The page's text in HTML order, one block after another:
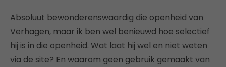
Absoluut bewonderenswaardig die openheid van
Verhagen, maar ik ben wel benieuwd hoe selectief
hij is in die openheid. Wat laat hij wel en niet weten
via de site? En waarom geen gebruik gemaakt van